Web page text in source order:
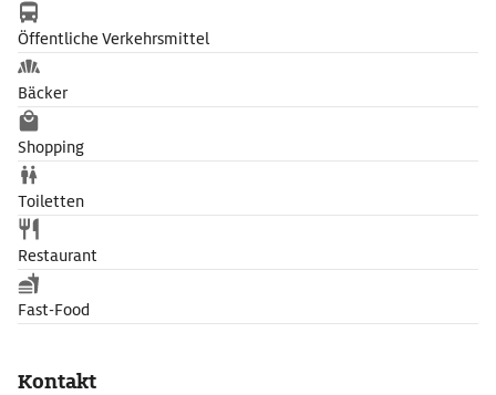
Öffentliche Verkehrsmittel
Bäcker
Shopping
Toiletten
Restaurant
Fast-Food
Kontakt